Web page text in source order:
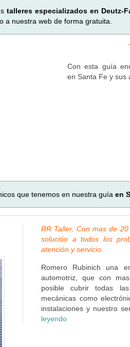
talleres especializados en Deutz-
a nuestra web de forma gratuita.
Con esta guía
en Santa Fe y sus
que tenemos en nuestra guía en
RR Taller, Con mas de
solución a todos los
atención y servicio.
Romero Rubinich una
automotriz, que con
posible cubrir todas
mecánicas como
instalaciones y nuestro
leyendo